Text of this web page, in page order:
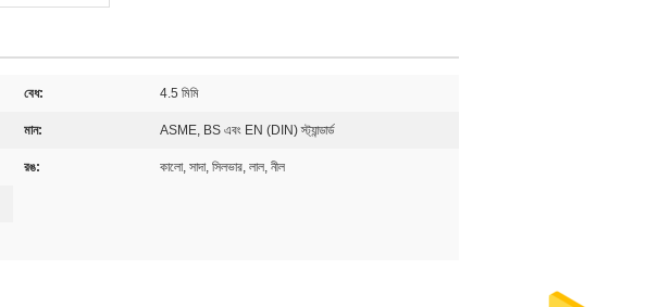
বেধ: 4.5 মিমি
মান: ASME, BS এবং EN (DIN) স্ট্যান্ডার্ড
রঙ: কালো, সাদা, সিলভার, লাল, নীল